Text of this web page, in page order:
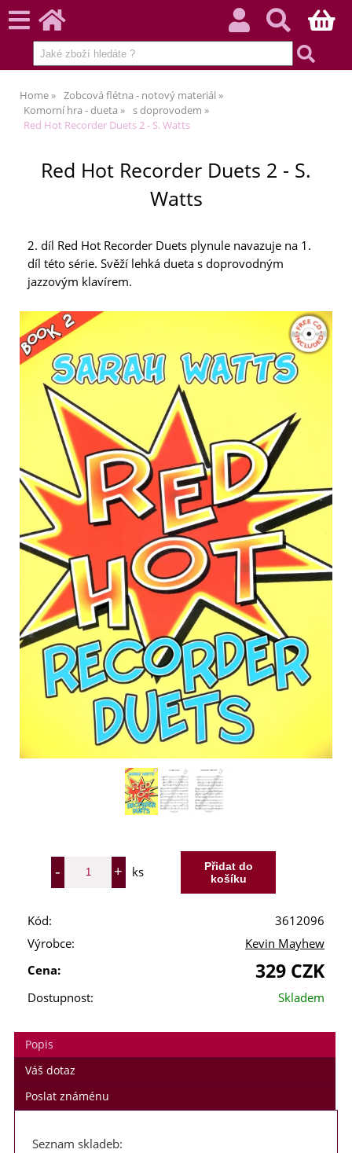
Home
Zobcová flétna - notový materiál
Komorní hra - dueta
s doprovodem
Red Hot Recorder Duets 2 - S. Watts
Red Hot Recorder Duets 2 - S.
Watts
2. díl Red Hot Recorder Duets plynule navazuje na 1.
díl této série. Svěží lehká dueta s doprovodným
jazzovým klavírem.
ks
Kód:
3612096
Výrobce:
Kevin Mayhew
Cena:
329 CZK
Dostupnost: Skladem
Popis
Váš dotaz
Poslat známénu
Seznam skladeb: